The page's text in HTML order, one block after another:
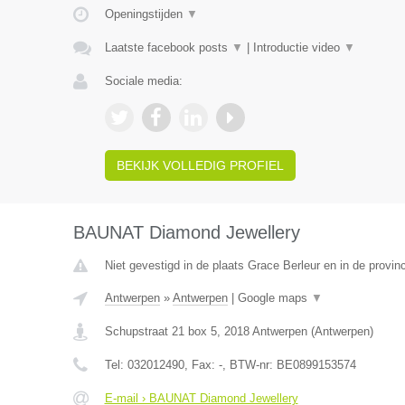
Openingstijden ▼
Laatste facebook posts ▼ Introductie video ▼
Sociale media:
BEKIJK VOLLEDIG PROFIEL
BAUNAT Diamond Jewellery
Niet gevestigd in de plaats Grace Berleur en in de
Antwerpen» Antwerpen| Google maps ▼
Schupstraat 21 box 5, 2018 Antwerpen(Antwerpen)
Tel: 032012490, Fax: -, BTW-nr: BE0899153574
E-mail › BAUNAT Diamond Jewellery